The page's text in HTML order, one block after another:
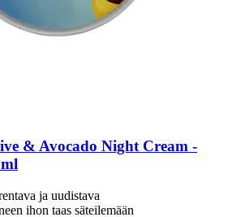
& Avocado Night Cream -​
ja uudistava
ihon taas säteilemään